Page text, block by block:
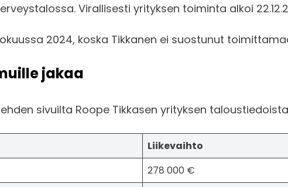
Virallisesti yrityksen toiminta alkoi
2024, koska Tikkanen ei suostunut
jakaa
sivuilta Roope Tikkasen yrityksen
Liikevaihto
278 000 €